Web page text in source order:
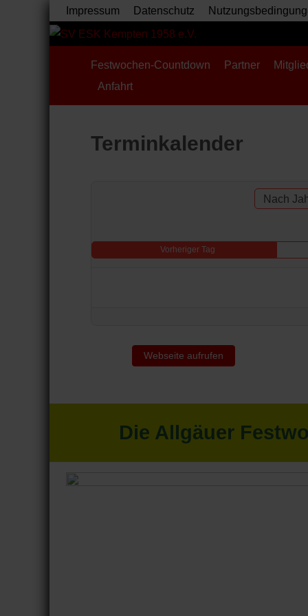
Impressum Datenschutz
Festwochen-Countdown Partner
Anfahrt
Terminkalender
Nach
Vorheriger Tag
Webseite aufrufen
Die Allgäuer